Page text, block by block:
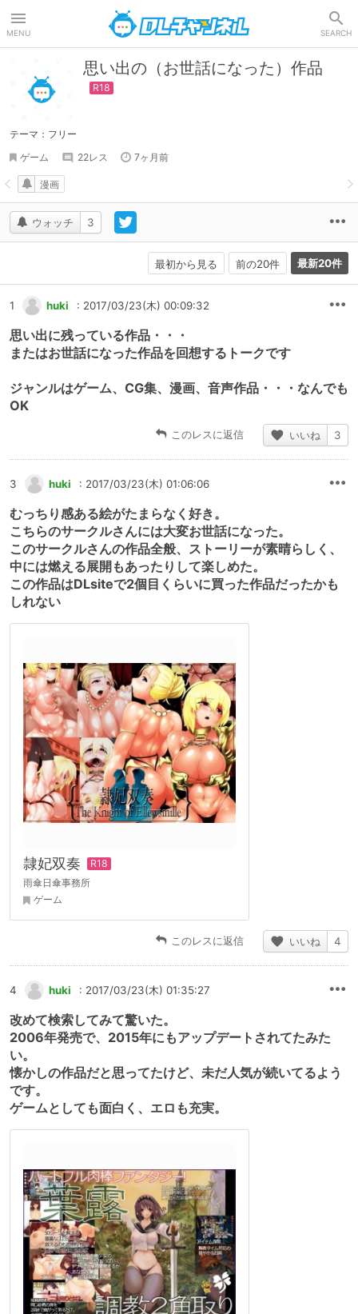
MENU SEARCH
思い出の（お世話になった）作品
テーマ：フリー
ゲーム
22レス 7ヶ月前
ウォッチ 3
漫画
最初から見る 前の20件 最新20件
1 huki : 2017/03/23(木) 00:09:32
思い出に残っている作品・・・
またはお世話になった作品を回想するトークです
ジャンルはゲーム、CG集、漫画、音声作品・・・なんでも
OK
このレスに返信 いいね 3
3 huki : 2017/03/23(木) 01:06:06
むっちり感ある絵がたまらなく好き。
こちらのサークルさんには大変お世話になった。
このサークルさんの作品全般、ストーリーが素晴らしく、
中には燃える展開もあったりして楽しめた。
この作品はDLsiteで2個目くらいに買った作品だったかも
しれない
隷妃双奏
雨傘日傘事務所
ゲーム
このレスに返信 いいね 4
4 huki : 2017/03/23(木) 01:35:27
改めて検索してみて驚いた。
2006年発売で、2015年にもアップデートされてたみた
い。
懐かしの作品だと思ってたけど、未だ人気が続いてるよう
です。
ゲームとしても面白く、エロも充実。